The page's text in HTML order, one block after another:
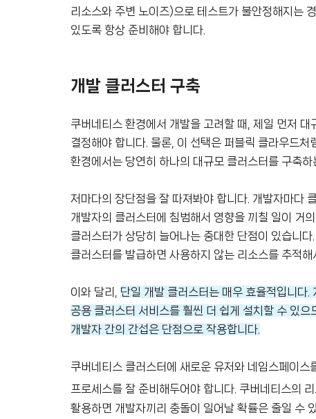
리소스와 주변 노이즈)으로 테스트가 불안정해지는
있도록 항상 준비해야 합니다.
개발 클러스터 구축
쿠버네티스 환경에서 개발을 고려할 때, 제일 먼저
결정해야 합니다. 물론, 이 선택은 퍼블릭 클라우드
환경에서는 당연히 하나의 대규모 클러스터를 구축하
저마다의 장단점을 잘 따져봐야 합니다. 개발자마다
개발자의 클러스터에 침범해서 영향을 끼칠 일이 거
클러스터가 상당히 늘어나는 중대한 단점이 있습니
클러스터를 발급하면 사용하지 않는 리소스를 추적
이와 달리, 단일 개발 클러스터는 매우 효율적입니다
공용 클러스터 서비스를 훨씬 더 쉽게 설치할 수 있
개발자 간의 간섭은 단점으로 작용합니다.
쿠버네티스 클러스터에 새로운 유저와 네임스페이
프로세스를 잘 준비해두어야 합니다. 쿠버네티스의
활용하면 개발자끼리 충돌이 일어날 확률은 줄일 수